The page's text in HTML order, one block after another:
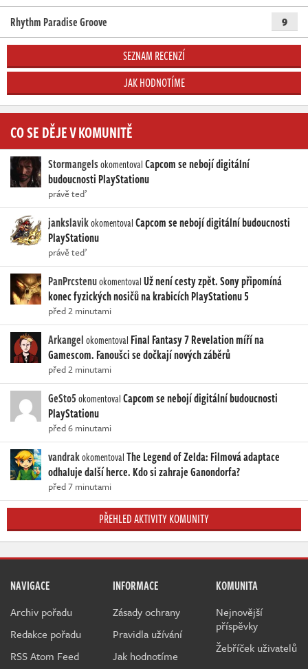
Rhythm Paradise Groove 9
SEZNAM RECENZÍ
JAK HODNOTÍME
CO SE DĚJE V KOMUNITĚ
StormangelsokomentovalCapcom se nebojí digitální
budoucnosti PlayStationu
právě teď
jankslavikokomentovalCapcom se nebojí digitální budoucnosti
PlayStationu
právě teď
PanPrcstenuokomentovalUž není cesty zpět. Sony připomíná
konec fyzických nosičů na krabicích PlayStationu 5
před 2 minutami
Arkangelokomentoval Final Fantasy 7 Revelation míří na
Gamescom. Fanoušci se dočkají nových záběrů
před 2 minutami
GeSto5okomentovalCapcom se nebojí digitální budoucnosti
PlayStationu
před 6 minutami
vandrakokomentovalThe Legend of Zelda: Filmová adaptace
odhaluje další herce. Kdo si zahraje Ganondorfa?
před 7 minutami
PŘEHLED AKTIVITY KOMUNITY
NAVIGACE
Archiv pořadu
Redakce pořadu
RSS Atom Feed
INFORMACE
Zásady ochrany
Pravidla užívání
Jak hodnotíme
KOMUNITA
Nejnovější
příspěvky
Žebříček uživatelů